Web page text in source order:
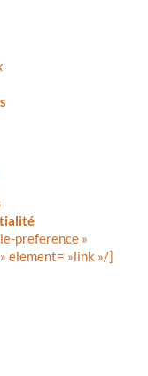
preference »
element= »link »/]